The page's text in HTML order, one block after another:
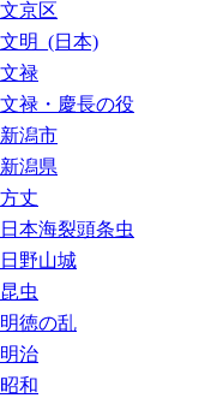
京区
明_(日本)
禄
禄・慶長の役
潟市
潟県
丈
本海裂頭条虫
野山城
虫
徳の乱
治
和